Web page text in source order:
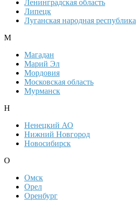
Ленинградская область
Липецк
Луганская народная республика
М
Магадан
Марий Эл
Мордовия
Московская область
Мурманск
Н
Ненецкий АО
Нижний Новгород
Новосибирск
О
Омск
Орел
Оренбург